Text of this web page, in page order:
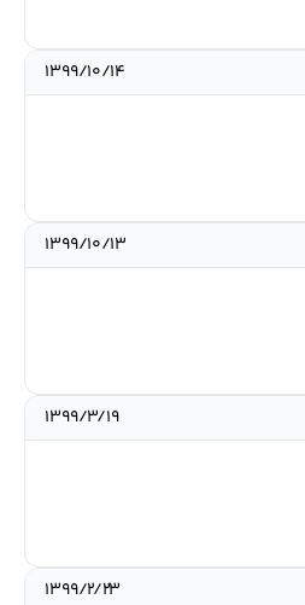
۱۳۹۹/۱۰/۱۴
۱۳۹۹/۱۰/۱۳
۱۳۹۹/۳/۱۹
۱۳۹۹/۲/۲۳